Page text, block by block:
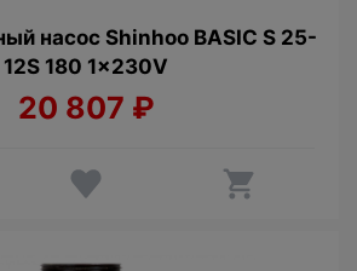
насос Shinhoo BASIC S 25-
12S 180 1x230V
20 807 ₽